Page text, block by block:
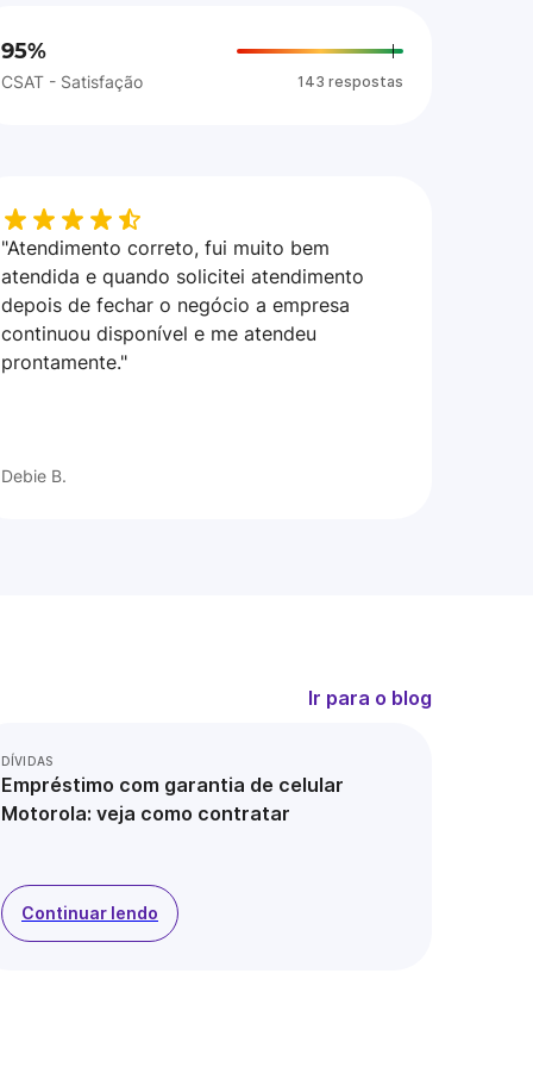
95%
CSAT - Satisfação 143 respostas
"Atendimento correto, fui muito bem
atendida e quando solicitei atendimento
depois de fechar o negócio a empresa
continuou disponível e me atendeu
prontamente."
Debie B.
Ir para o blog
DÍVIDAS
Empréstimo com garantia de celular
Motorola: veja como contratar
Continuar lendo